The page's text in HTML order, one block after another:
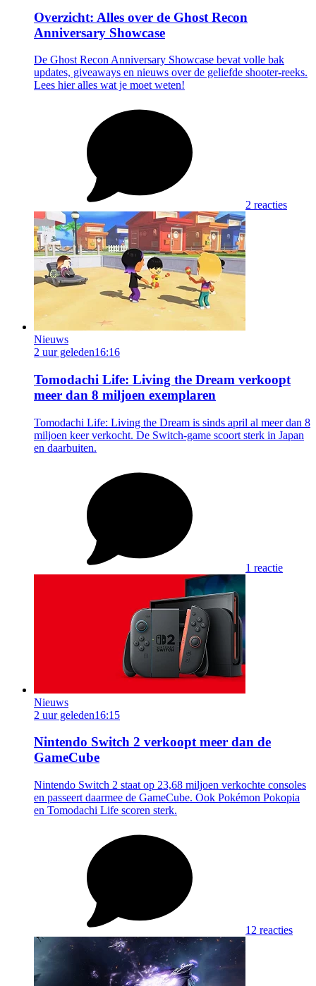
Overzicht: Alles over de Ghost Recon
Anniversary Showcase
De Ghost Recon Anniversary Showcase bevat volle bak
updates, giveaways en nieuws over de geliefde shooter-reeks.
Lees hier alles wat je moet weten!
2 reacties
Nieuws
2 uur geleden16:16
Tomodachi Life: Living the Dream verkoopt
meer dan 8 miljoen exemplaren
Tomodachi Life: Living the Dream is sinds april al meer dan 8
miljoen keer verkocht. De Switch-game scoort sterk in Japan
en daarbuiten.
1 reactie
Nieuws
2 uur geleden16:15
Nintendo Switch 2 verkoopt meer dan de
GameCube
Nintendo Switch 2 staat op 23,68 miljoen verkochte consoles
en passeert daarmee de GameCube. Ook Pokémon Pokopia
en Tomodachi Life scoren sterk.
12 reacties